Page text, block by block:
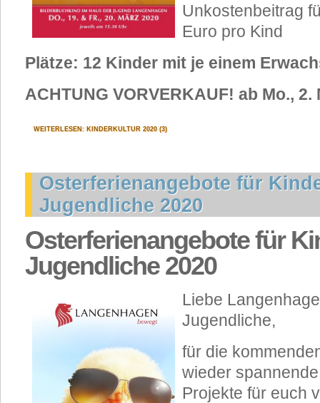
Unkostenbeitrag
Euro pro Kind
Plätze: 12 Kinder mit je einem
ACHTUNG VORVERKAUF! ab Mo., 2.
WEITERLESEN: KINDERKULTUR 2020 (3)
Osterferienangebote für
Jugendliche 2020
Osterferienangebote für
Jugendliche 2020
Liebe
Jugendliche,
für die
wieder
Projekte für euch